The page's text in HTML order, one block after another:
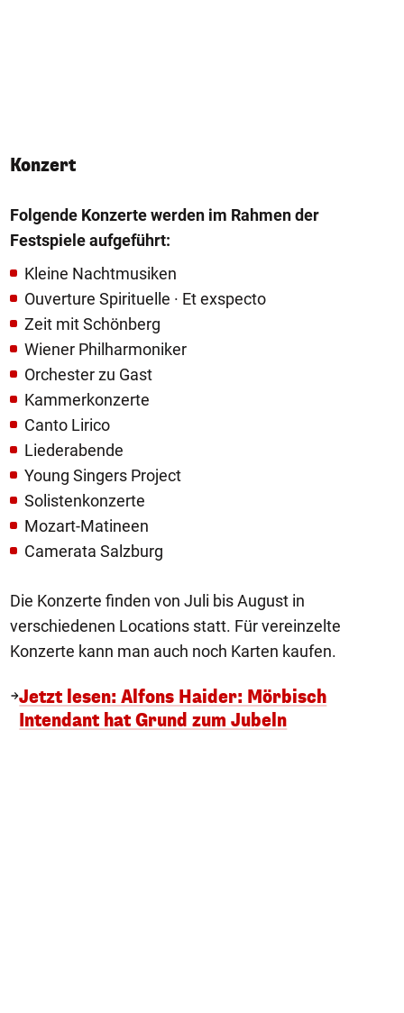
Konzert
Folgende Konzerte werden im Rahmen der
Festspiele aufgeführt:
Kleine Nachtmusiken
Ouverture Spirituelle · Et exspecto
Zeit mit Schönberg
Wiener Philharmoniker
Orchester zu Gast
Kammerkonzerte
Canto Lirico
Liederabende
Young Singers Project
Solistenkonzerte
Mozart-Matineen
Camerata Salzburg
Die Konzerte finden von Juli bis August in
verschiedenen Locations statt. Für vereinzelte
Konzerte kann man auch noch Karten kaufen.
Jetzt lesen: Alfons Haider: Mörbisch
Intendant hat Grund zum Jubeln